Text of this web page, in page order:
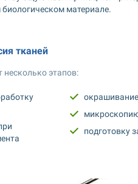
материале.
тканей
несколько этапов:
подготовку